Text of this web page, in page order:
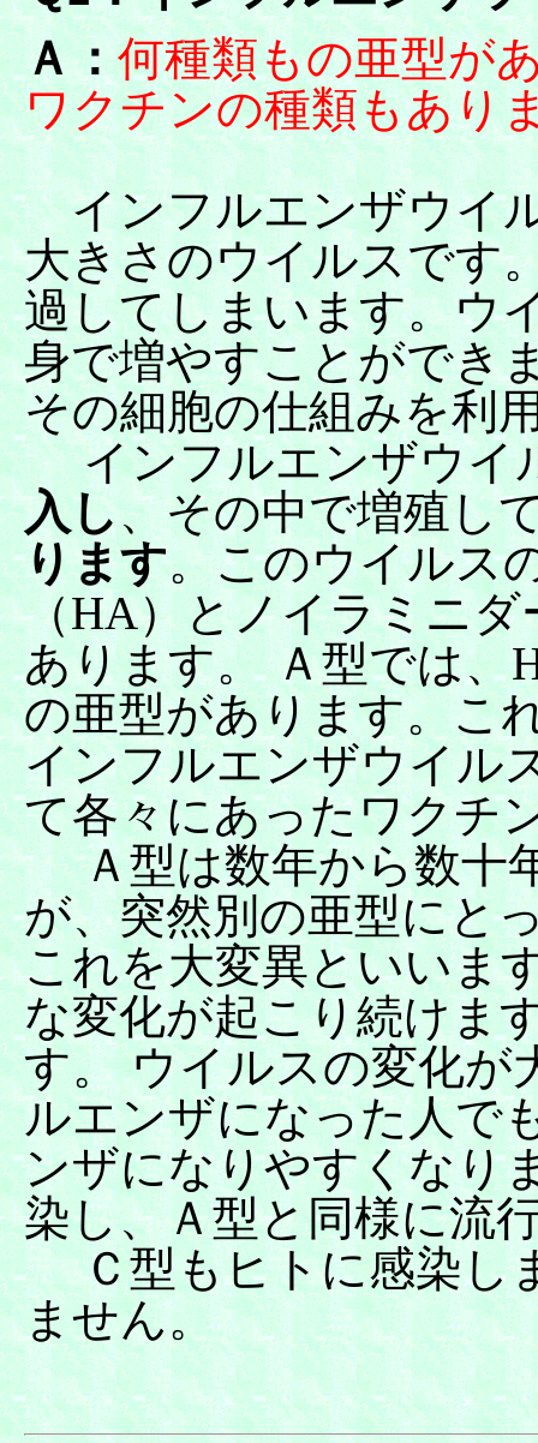
Ａ：何種類もの亜型が
ワクチンの種類もあり
インフルエンザウイ
大きさのウイルスです
過してしまいます。ウ
身で増やすことができ
その細胞の仕組みを利
インフルエンザウイ
入し、その中で増殖し
ります。このウイルス
（HA）とノイラミニ
あります。 Ａ型では、
の亜型があります。こ
インフルエンザウイル
て各々にあったワクチ
Ａ型は数年から数十
が、突然別の亜型にと
これを大変異といいま
な変化が起こり続けま
す。 ウイルスの変化が
ルエンザになった人で
ンザになりやすくなり
染し、Ａ型と同様に流
Ｃ型もヒトに感染し
ません。